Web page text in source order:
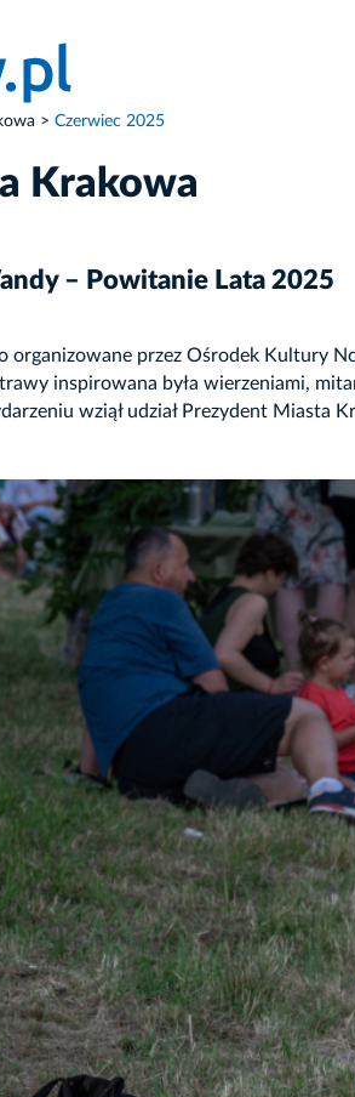
Czerwiec 2025
Krakowa
– Powitanie Lata 2025
organizowane przez Ośrodek
inspirowana była wierzeniami,
wziął udział Prezydent Miasta